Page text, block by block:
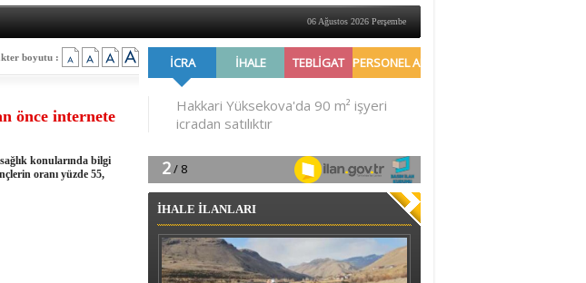
06 Ağustos 2026 Perşembe
boyutu :
önce internete
konularında bilgi
oranı yüzde 55,
İHALE İLANLARI